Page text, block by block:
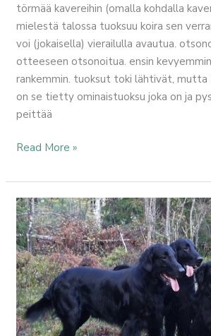
törmää kavereihin (omalla kohdalla
mielestä talossa tuoksuu koira sen
voi (jokaisella) vierailulla avautua.
otteeseen otsonoitua. ensin
rankemmin. tuoksut toki lähtivät, mutta
on se tietty ominaistuoksu joka on ja
peittää
Read More »
Virikkeistä